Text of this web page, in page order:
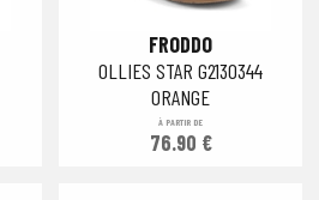
FRODDO
OLLIES STAR G2130344
ORANGE
À PARTIR DE
76.90 €